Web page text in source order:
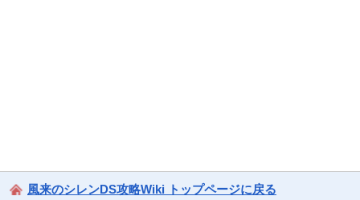
風来のシレンDS攻略Wiki トップページに戻る